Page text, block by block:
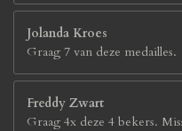
Jolanda Kroes
Graag 7 van deze medailles.
Freddy Zwart
Graag 4x deze 4 bekers.